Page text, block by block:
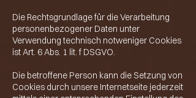
Die Rechtsgrundlage für die Verarbeitung
personenbezogener Daten unter
Verwendung technisch notweniger Cookies
ist Art. 6 Abs. 1 lit. f DSGVO.
Die betroffene Person kann die Setzung von
Cookies durch unsere Internetseite jederzeit